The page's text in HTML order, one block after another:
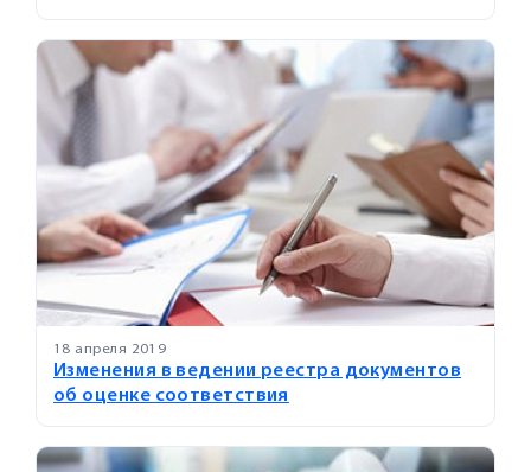
18 апреля 2019
Изменения в ведении реестра документов
об оценке соответствия